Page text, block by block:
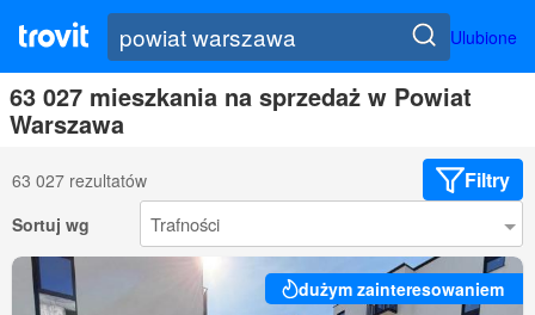
Ulubione
63 027 mieszkania na sprzedaż w Powiat
Warszawa
63 027 rezultatów Filtry
Sortuj wg
dużym zainteresowaniem